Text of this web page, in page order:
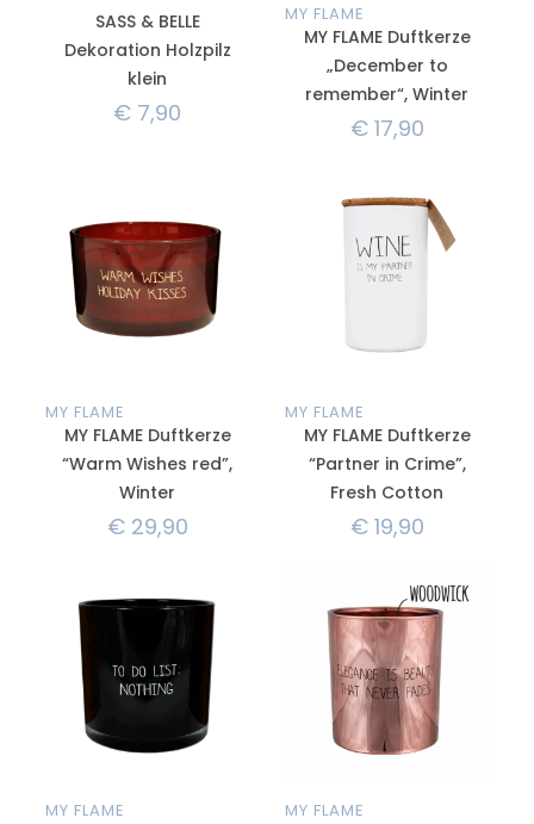
SASS & BELLE
Dekoration Holzpilz
klein
€ 7,90
MY FLAME
MY FLAME Duftkerze
„December to
remember“, Winter
€17,90
MY FLAME
MY FLAME Duftkerze
“Warm Wishes red”,
Winter
€29,90
MY FLAME
MY FLAME Duftkerze
“Partner in Crime”,
Fresh Cotton
€19,90
MY FLAME MY FLAME